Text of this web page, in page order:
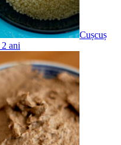
Cușcuș
2 ani